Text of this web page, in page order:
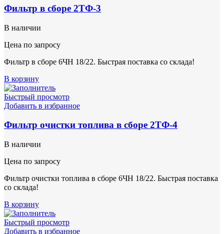
Фильтр в сборе 2ТФ-3
В наличии
Цена по запросу
Фильтр в сборе 6ЧН 18/22. Быстрая поставка со склада!
В корзину
Быстрый просмотр
Добавить в избранное
Фильтр очистки топлива в сборе 2ТФ-4
В наличии
Цена по запросу
Фильтр очистки топлива в сборе 6ЧН 18/22. Быстрая поставка
со склада!
В корзину
Быстрый просмотр
Добавить в избранное